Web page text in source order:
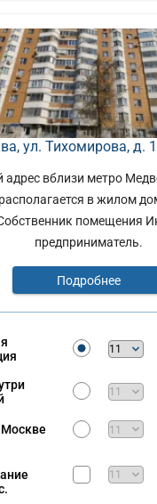
ул. Тихомирова, д.
адрес вблизи метро
в жилом
помещения
предприниматель.
Подробнее